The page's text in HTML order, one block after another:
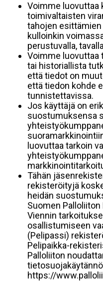
Voimme luovuttaa
toimivaltaisten
tahojen
kulloinkin
perustuvalla,
Voimme luovuttaa
tai historiallista
että tiedot on
että tiedon kohde
tunnistettavissa.
Jos käyttäjä on
suostumuksensa
luovuttaa tarkoin
Tähän
rekisteröityjä
heidän
Suomen
Viennin
osallistumiseen
(Pelipassi)
Pelipaikka-
Palloliiton
https://